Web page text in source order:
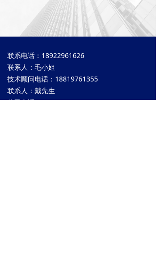
联系电话：18922961626
联系人：毛小姐
技术顾问电话：18819761355
联系人：戴先生
公司电话：0769-83029869